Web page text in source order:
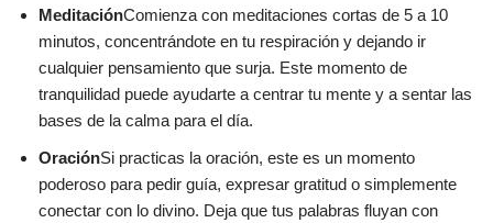
MeditaciónComienza con meditaciones cortas de 5 a 10
minutos, concentrándote en tu respiración y dejando ir
cualquier pensamiento que surja. Este momento de
tranquilidad puede ayudarte a centrar tu mente y a sentar las
bases de la calma para el día.
OraciónSi practicas la oración, este es un momento
poderoso para pedir guía, expresar gratitud o simplemente
conectar con lo divino. Deja que tus palabras fluyan con